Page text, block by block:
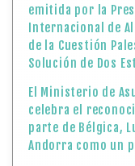
emitida por la
Internacional de
de la Cuestión
Solución de Dos
El Ministerio de
celebra el
parte de Bélgica,
Andorra como un